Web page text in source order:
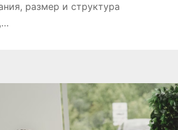
размер и структура